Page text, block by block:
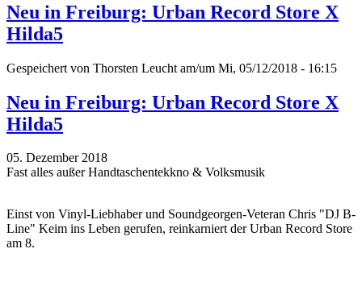
Neu in Freiburg: Urban Record Store X
Hilda5
Gespeichert von Thorsten Leucht am/um Mi, 05/12/2018 - 16:15
Neu in Freiburg: Urban Record Store X
Hilda5
05. Dezember 2018
Fast alles außer Handtaschentekkno & Volksmusik
Einst von Vinyl-Liebhaber und Soundgeorgen-Veteran Chris "DJ B-
Line" Keim ins Leben gerufen, reinkarniert der Urban Record Store
am 8.